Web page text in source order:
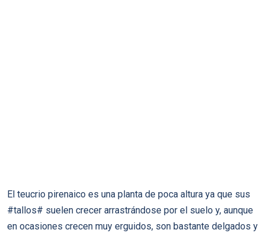
El teucrio pirenaico es una planta de poca altura ya que sus
#tallos# suelen crecer arrastrándose por el suelo y, aunque
en ocasiones crecen muy erguidos, son bastante delgados y